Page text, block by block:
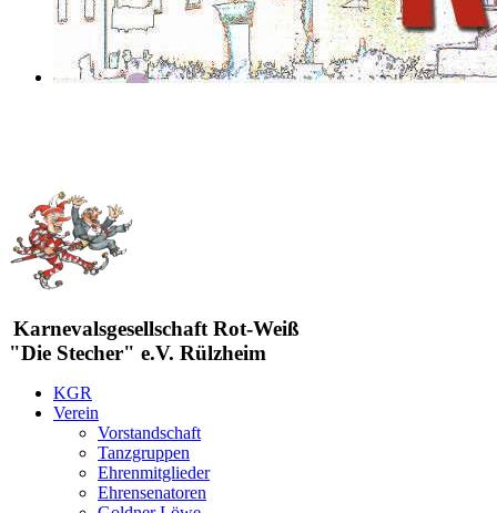
Karnevalsgesellschaft Rot-Weiß
"Die Stecher" e.V. Rülzheim
KGR
Verein
Vorstandschaft
Tanzgruppen
Ehrenmitglieder
Ehrensenatoren